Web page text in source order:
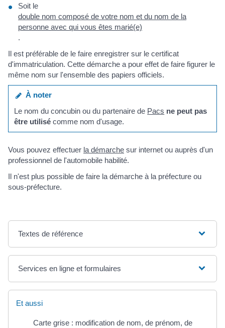
Soit le
double nom composé de votre nom et du nom de la
personne avec qui vous êtes marié(e)
.
Il est préférable de le faire enregistrer sur le certificat
d'immatriculation. Cette démarche a pour effet de faire figurer le
même nom sur l'ensemble des papiers officiels.
À noter
Le nom du concubin ou du partenaire de Pacs ne peut pas
être utilisé comme nom d'usage.
Vous pouvez effectuer la démarche sur internet ou auprès d'un
professionnel de l'automobile habilité.
Il n'est plus possible de faire la démarche à la préfecture ou
sous-préfecture.
Textes de référence
Services en ligne et formulaires
Et aussi
Carte grise : modification de nom, de prénom, de